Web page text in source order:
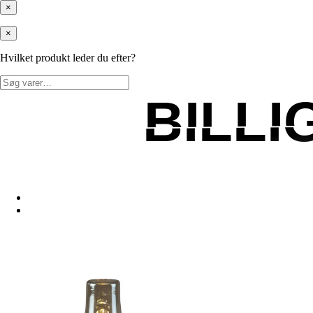
×
×
Hvilket produkt leder du efter?
Søg
efter: